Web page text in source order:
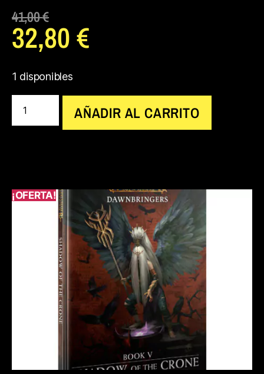
41,00€
32,80€
1 disponibles
AÑADIR AL CARRITO
¡OFERTA!